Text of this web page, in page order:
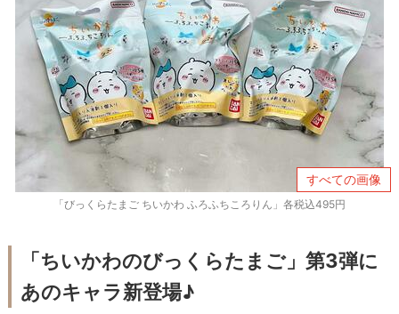
すべての画像
「びっくらたまご ちいかわ ふろふちころりん」各税込495円
「ちいかわのびっくらたまご」第3弾に
あのキャラ新登場♪